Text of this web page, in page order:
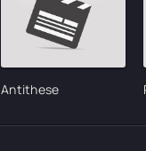
Antithese